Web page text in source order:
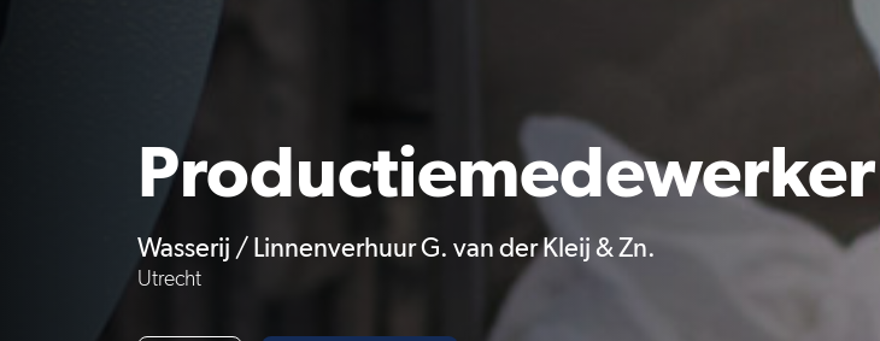
Productiemedewerker
Wasserij / Linnenverhuur G. van der Kleij & Zn.
Utrecht